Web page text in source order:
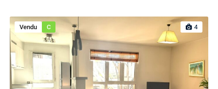
Vendu C 4